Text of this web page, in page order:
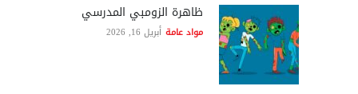
ظاهرة الزومبي المدرسي
مواد عامة أبريل 16, 2026